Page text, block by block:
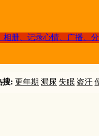
相册、记录心情、广播、
搜: 更年期 漏尿 失眠 盗汗